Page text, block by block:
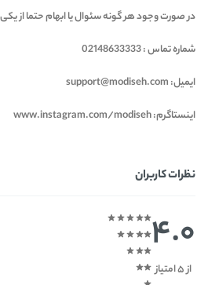
در صورت وجود هر گونه سئوال یا ابهام حتما از یکی
شماره تماس : 02148633333
ایمیل: support@modiseh.com
اینستاگرم: www.instagram.com/modiseh
نظرات کاربران
4.0
از 5 امتیاز